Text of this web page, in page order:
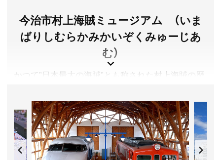
トをご確認ください。
所在地／愛媛県西宇和郡伊方町三崎1700-11
お問い合わせ／0120-133-004
佐田岬はなはな 公式サイト
今治市村上海賊ミュージアム （いま
ばりしむらかみかいぞくみゅーじあ
む）
かつて”日本最大の海賊”とも称された村上海賊の歴
したミュージアム。日本遺産に認定された村上海賊
のストーリーをわかりやすく学ぶことができます。
能島村上家に伝わる古文書や美術工芸品、能島城跡
出土品等を展示。展望室からは、本拠地の一つであ
る能島城跡（国指定史跡）を望むことができます。